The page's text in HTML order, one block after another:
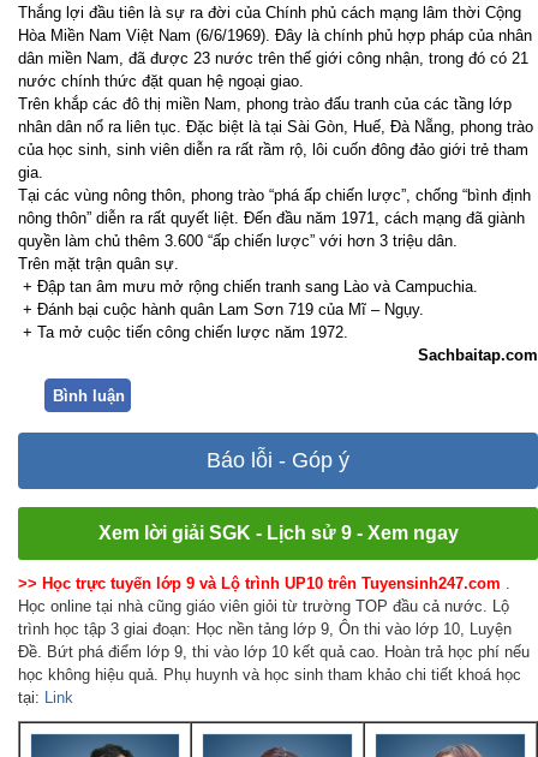
Thắng lợi đầu tiên là sự ra đời của Chính phủ cách mạng lâm thời Cộng
Hòa Miền Nam Việt Nam (6/6/1969). Đây là chính phủ hợp pháp của nhân
dân miền Nam, đã được 23 nước trên thế giới công nhận, trong đó có 21
nước chính thức đặt quan hệ ngoại giao.
Trên khắp các đô thị miền Nam, phong trào đấu tranh của các tầng lớp
nhân dân nổ ra liên tục. Đặc biệt là tại Sài Gòn, Huế, Đà Nẵng, phong trào
của học sinh, sinh viên diễn ra rất rầm rộ, lôi cuốn đông đảo giới trẻ tham
gia.
Tại các vùng nông thôn, phong trào “phá ấp chiến lược”, chống “bình định
nông thôn” diễn ra rất quyết liệt. Đến đầu năm 1971, cách mạng đã giành
quyền làm chủ thêm 3.600 “ấp chiến lược” với hơn 3 triệu dân.
Trên mặt trận quân sự.
+ Đập tan âm mưu mở rộng chiến tranh sang Lào và Campuchia.
+ Đánh bại cuộc hành quân Lam Sơn 719 của Mĩ – Ngụy.
+ Ta mở cuộc tiến công chiến lược năm 1972.
Sachbaitap.com
Bình luận
Báo lỗi - Góp ý
Xem lời giải SGK - Lịch sử 9 - Xem ngay
>> Học trực tuyến lớp 9 và Lộ trình UP10 trên Tuyensinh247.com .
Học online tại nhà cũng giáo viên giỏi từ trường TOP đầu cả nước. Lộ
trình học tập 3 giai đoạn: Học nền tảng lớp 9, Ôn thi vào lớp 10, Luyện
Đề. Bứt phá điểm lớp 9, thi vào lớp 10 kết quả cao. Hoàn trả học phí nếu
học không hiệu quả. Phụ huynh và học sinh tham khảo chi tiết khoá học
tại: Link